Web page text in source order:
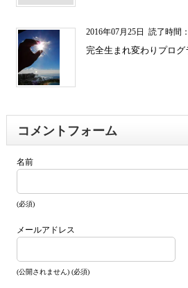
2016年07月25日 読了時間
完全生まれ変わりプログ
コメントフォーム
名前
(必須)
メールアドレス
(公開されません) (必須)